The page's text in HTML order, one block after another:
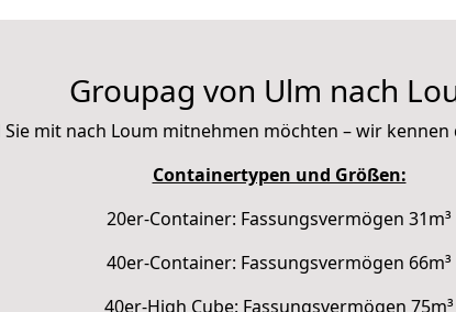
Groupag von Ulm nach
Sie mit nach Loum mitnehmen möchten – wir
Containertypen und Größen:
20er-Container: Fassungsvermögen 31m³
40er-Container: Fassungsvermögen 66m³
40er-High Cube: Fassungsvermögen 75m³